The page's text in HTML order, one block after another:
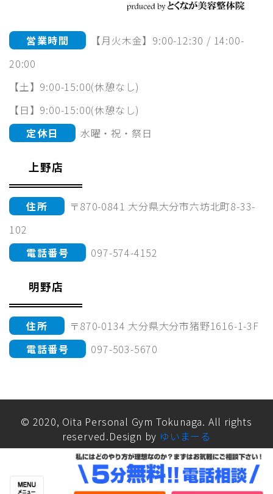
営業時間
【月火木金】9:00-12:30 / 14:00-
20:00
【土】9:00-15:00(休憩なし)
【日】9:00-15:00(休憩なし)
定休日
水曜・祝・祭日
上野店
住所
〒870-0841 大分県大分市六坊北町8-33-
102
電話番号
097-574-4152
明野店
住所
〒870-0134 大分県大分市猪野1616-1-3F
電話番号
097-503-5670
© 2020, Oita Personal Gym Tokunaga. All rights
reserved.Design by ゆいまーる